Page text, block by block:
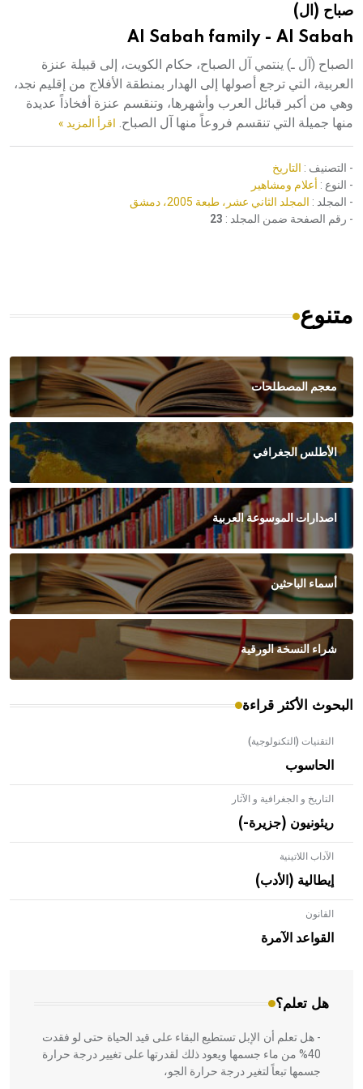
هيئة الموسوعة العربية تطلق موسوعات جديدة في عام 2026صباح (ال)
Al Sabah family - Al Sabah
الصباح (آل ـ) ينتمي آل الصباح، حكام الكويت، إلى قبيلة عنزة
العربية، التي ترجع أصولها إلى الهدار بمنطقة الأفلاج من إقليم نجد،
وهي من أكبر قبائل العرب وأشهرها، وتنقسم عنزة أفخاذاً عديدة
منها جميلة التي تنقسم فروعاً منها آل الصباح. اقرأ المزيد »
- التصنيف : التاريخ
- النوع : أعلام ومشاهير
- المجلد : المجلد الثاني عشر، طبعة 2005، دمشق
- رقم الصفحة ضمن المجلد : 23
متنوع
معجم المصطلحات
الأطلس الجغرافي
اصدارات الموسوعة العربية
أسماء الباحثين
شراء النسخة الورقية
البحوث الأكثر قراءة
التقنيات (التكنولوجية)
الحاسوب
التاريخ و الجغرافية و الآثار
ريئونيون (جزيرة-)
الآداب اللاتينية
إيطالية (الأدب)
القانون
القواعد الآمرة
هل تعلم؟
- هل تعلم أن الأبلق نوع من الفنون الهندسية التي ارتبطت
بالعمارة الإسلامية في بلاد الشام ومصر خاصة، حيث يحرص
المعمار على بناء مداميكه وخاصة في الواجهات
- هل تعلم أن الإبل تستطيع البقاء على قيد الحياة حتى لو فقدت
40% من ماء جسمها ويعود ذلك لقدرتها على تغيير درجة حرارة
جسمها تبعاً لتغير درجة حرارة الجو،